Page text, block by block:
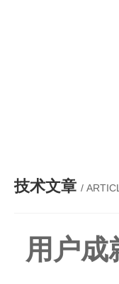
技术文章 /
用户成